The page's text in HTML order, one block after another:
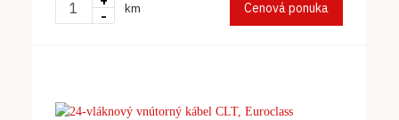
-
km Cenová ponuka